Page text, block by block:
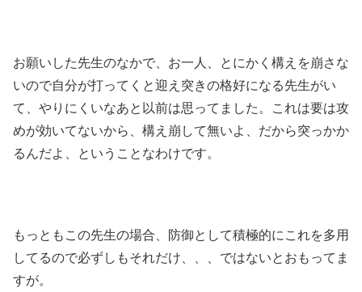
お願いした先生のなかで、お一人、とにかく構えを崩さな
いので自分が打ってくと迎え突きの格好になる先生がい
て、やりにくいなあと以前は思ってました。これは要は攻
めが効いてないから、構え崩して無いよ、だから突っかか
るんだよ、ということなわけです。
もっともこの先生の場合、防御として積極的にこれを多用
してるので必ずしもそれだけ、、、ではないとおもってま
すが。